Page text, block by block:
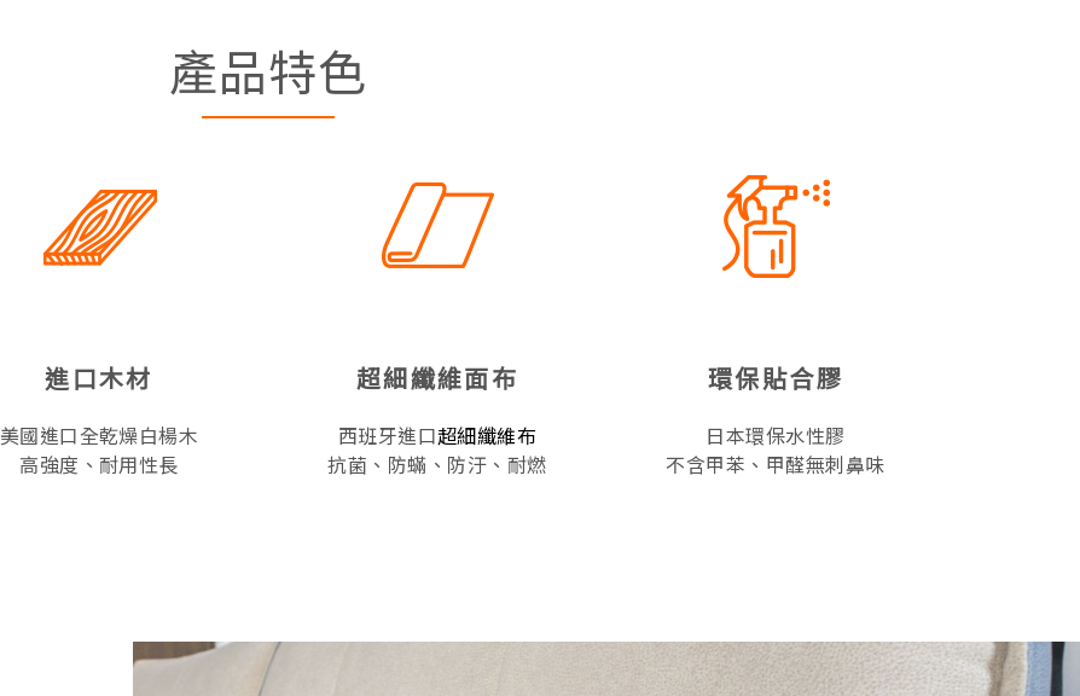
產品特色
進口木材
美國進口全乾燥白楊木
高強度、耐用性長
超細纖維面布
西班牙進口超細纖維布
抗菌、防蟎、防汙、耐燃
環保貼合膠
日本環保水性膠
不含甲苯、甲醛無刺鼻味